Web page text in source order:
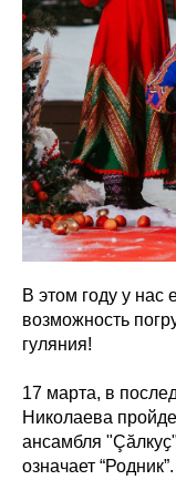
В этом году у нас
возможность
гуляния!
17 марта, в
Николаева
ансамбля
означает